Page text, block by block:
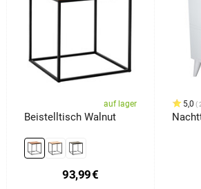
auf lager
Beistelltisch Walnut
93,99€
5,0